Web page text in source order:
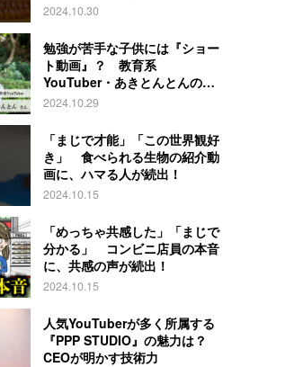
2024.10.30
勉強が苦手な子供には『ショー
ト動画』？ 教育系
YouTuber・あきとんとんの戦
略とは
2024.10.29
「まじで才能」「この世界観好
き」 食べられる生物の紹介動
画に、ハマる人が続出！
2024.10.15
「めっちゃ共感した」「まじで
分かる」 コンビニ店員の本音
に、共感の声が続出！
2024.10.15
人気YouTuberが多く所属する
『PPP STUDIO』の魅力は？
CEOが明かす技術力